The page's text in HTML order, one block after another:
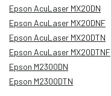
Epson AcuLaser MX20DN
Epson AcuLaser MX20DNF
Epson AcuLaser MX20DTN
Epson AcuLaser MX20DTNF
Epson M2300DN
Epson M2300DTN